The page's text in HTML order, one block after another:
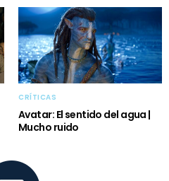
CRÍTICAS
Avatar: El sentido del agua |
Mucho ruido